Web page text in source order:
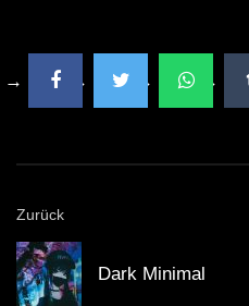
Zurück
Dark Minimal